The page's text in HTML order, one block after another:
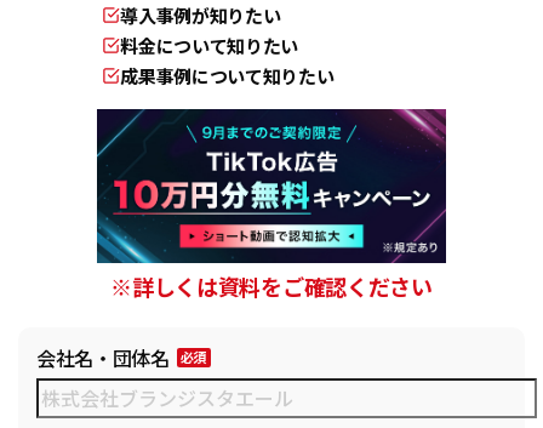
導入事例が知りたい
料金について知りたい
成果事例について知りたい
※詳しくは資料をご確認ください
会社名・団体名